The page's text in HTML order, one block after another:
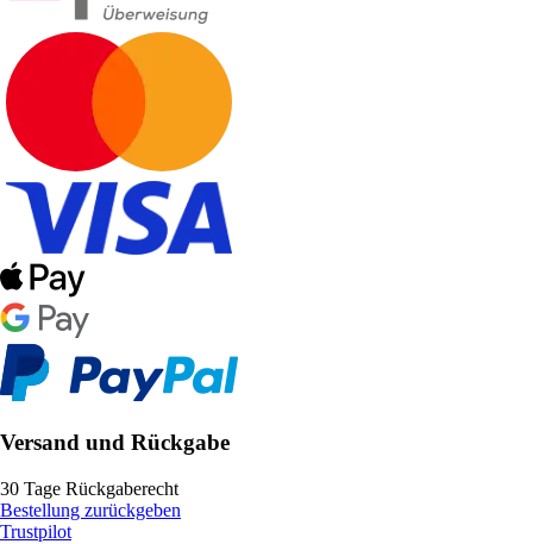
Versand und Rückgabe
30 Tage Rückgaberecht
Bestellung zurückgeben
Trustpilot